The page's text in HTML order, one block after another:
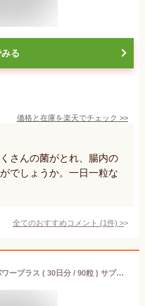
る
価格と在庫を楽天でチェック >>
さんの菌がとれ、腸内の
でしょうか。一日一粒な
全てのおすすめコメント (1件) >
【公式】アレルケア 乳酸菌 甜茶パワープラス ( 30日分 / 90粒 ) サプリ サプリメント 腸活 体調管理 整える カルピス l-92乳酸菌 l-92 乳酸菌 甜茶 花粉症 カルピス健康通販【アサヒ】